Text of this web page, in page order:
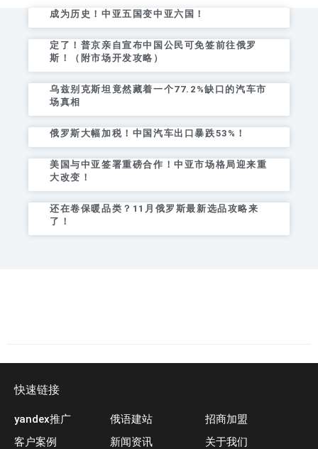
成为历史！中亚五国变中亚六国！
定了！普京亲自宣布中国公民可免签前往俄罗
斯！（附市场开发攻略）
乌兹别克斯坦竟然藏着一个77.2%缺口的汽车市
场真相
俄罗斯大幅加税！中国汽车出口暴跌53%！
美国与中亚签署重磅合作！中亚市场格局迎来重
大改变！
还在卷保暖品类？11月俄罗斯最新选品攻略来
了！
快速链接
yandex推广
客户案例
俄语建站
新闻资讯
招商加盟
关于我们